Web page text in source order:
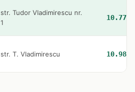
str. Tudor Vladimirescu nr.
1
10.77
str. T. Vladimirescu 10.98